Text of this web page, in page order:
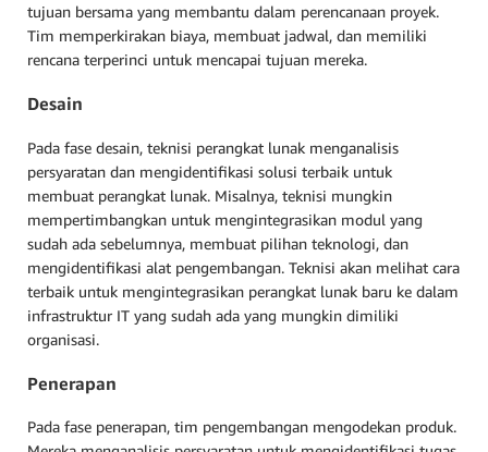
tujuan bersama yang membantu dalam perencanaan proyek.
Tim memperkirakan biaya, membuat jadwal, dan memiliki
rencana terperinci untuk mencapai tujuan mereka.
Desain
Pada fase desain, teknisi perangkat lunak menganalisis
persyaratan dan mengidentifikasi solusi terbaik untuk
membuat perangkat lunak. Misalnya, teknisi mungkin
mempertimbangkan untuk mengintegrasikan modul yang
sudah ada sebelumnya, membuat pilihan teknologi, dan
mengidentifikasi alat pengembangan. Teknisi akan melihat cara
terbaik untuk mengintegrasikan perangkat lunak baru ke dalam
infrastruktur IT yang sudah ada yang mungkin dimiliki
organisasi.
Penerapan
Pada fase penerapan, tim pengembangan mengodekan produk.